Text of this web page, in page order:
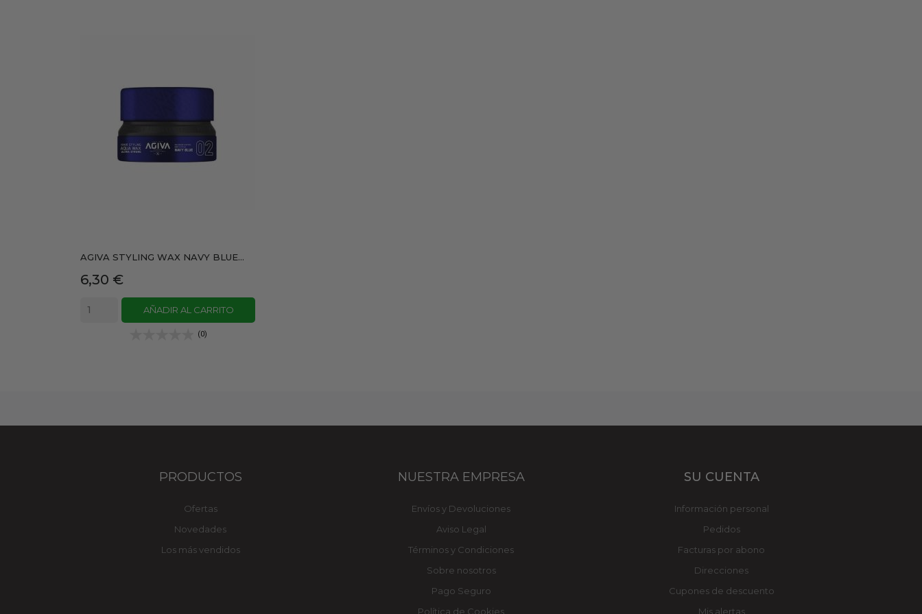
AGIVA STYLING WAX NAVY BLUE...
Precio
6,30 €
AÑADIR AL CARRITO
(0)
PRODUCTOS
Ofertas
Novedades
Los más vendidos
NUESTRA EMPRESA
Envíos y Devoluciones
Aviso Legal
Términos y Condiciones
Sobre nosotros
Pago Seguro
Política de Cookies
SU CUENTA
Información personal
Pedidos
Facturas por abono
Direcciones
Cupones de descuento
Mis alertas